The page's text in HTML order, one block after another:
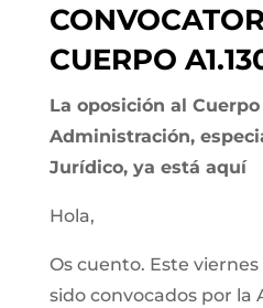
CUERPO
La oposición al
Administración,
Jurídico, ya está aquí
Hola,
Os cuento. Este
sido convocados por la